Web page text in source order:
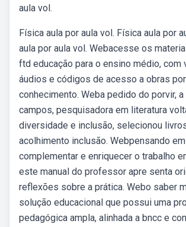
aula vol.
Física aula por aula vol. Física aula por
aula por aula vol. Webacesse os
ftd educação para o ensino médio, com
áudios e códigos de acesso a obras
conhecimento. Weba pedido do porvir,
campos, pesquisadora em literatura
diversidade e inclusão, selecionou
acolhimento inclusão. Webpensando
complementar e enriquecer o trabalho
este manual do professor apre senta
reflexões sobre a prática. Webo saber
solução educacional que possui uma
pedagógica ampla, alinhada a bncc e